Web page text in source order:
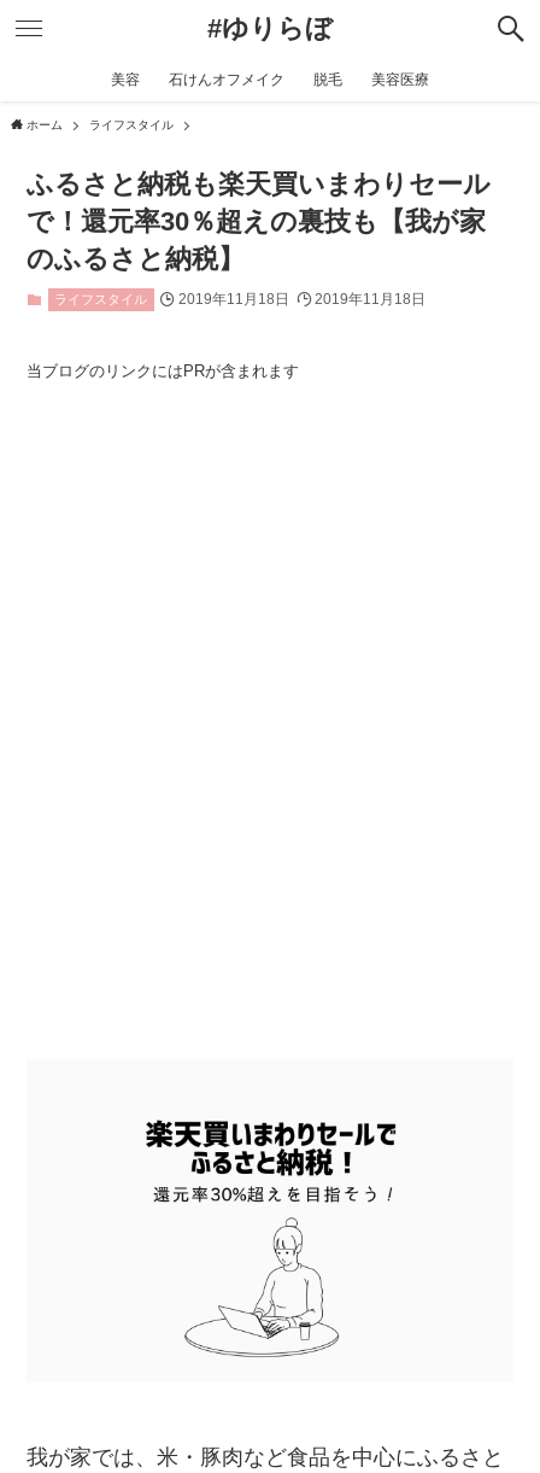
#ゆりらぼ
美容 石けんオフメイク 脱毛 美容医療
ホーム ライフスタイル
ふるさと納税も楽天買いまわりセール
で！還元率30％超えの裏技も【我が家
のふるさと納税】
ライフスタイル 2019年11月18日 2019年11月18日
当ブログのリンクにはPRが含まれます
我が家では、米・豚肉など食品を中心にふるさと